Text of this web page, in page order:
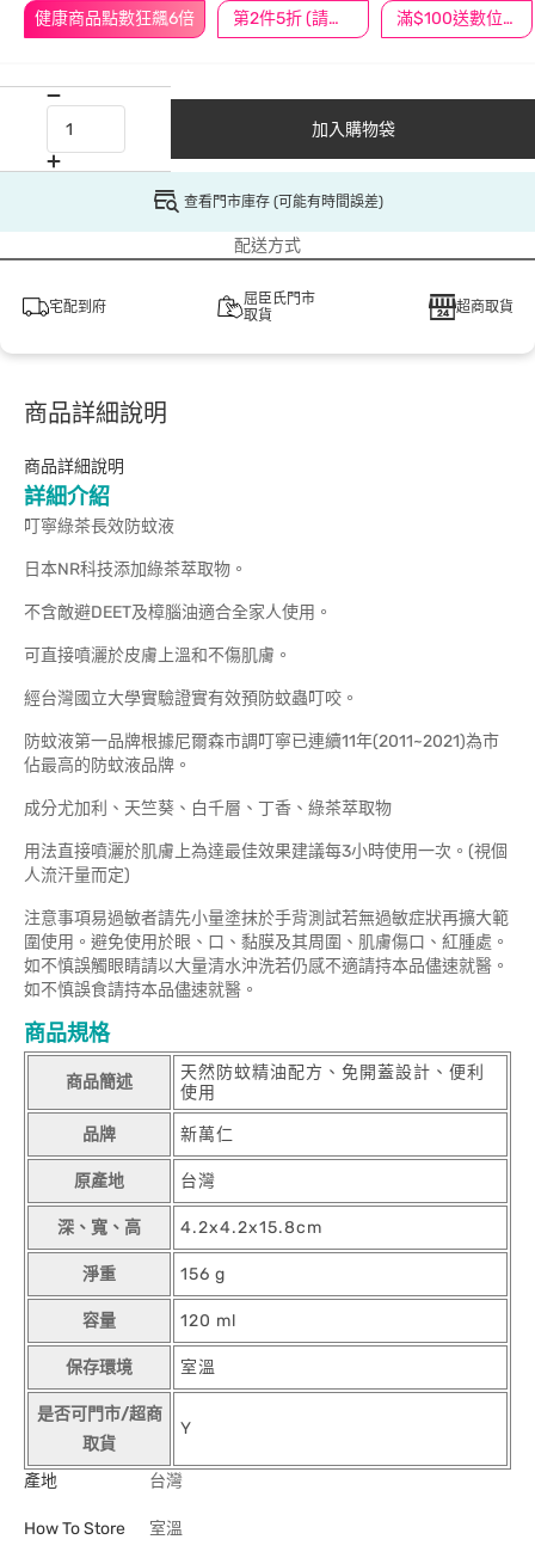
健康商品點數狂飆6倍 第2件5折 (請任選2件商品) 滿$100送數位印花
加入購物袋
查看門市庫存 (可能有時間誤差)
配送方式
宅配到府
屈臣氏門市
取貨
超商取貨
商品詳細說明
商品詳細說明
詳細介紹
叮寧綠茶長效防蚊液
日本NR科技添加綠茶萃取物。
不含敵避DEET及樟腦油適合全家人使用。
可直接噴灑於皮膚上溫和不傷肌膚。
經台灣國立大學實驗證實有效預防蚊蟲叮咬。
防蚊液第一品牌根據尼爾森市調叮寧已連續11年(2011~2021)為市
佔最高的防蚊液品牌。
成分尤加利、天竺葵、白千層、丁香、綠茶萃取物
用法直接噴灑於肌膚上為達最佳效果建議每3小時使用一次。(視個
人流汗量而定)
注意事項易過敏者請先小量塗抹於手背測試若無過敏症狀再擴大範
圍使用。避免使用於眼、口、黏膜及其周圍、肌膚傷口、紅腫處。
如不慎誤觸眼睛請以大量清水沖洗若仍感不適請持本品儘速就醫。
如不慎誤食請持本品儘速就醫。
商品規格
商品簡述
天然防蚊精油配方、免開蓋設計、便利
使用
品牌 新萬仁
原產地 台灣
深、寬、高 4.2x4.2x15.8cm
淨重 156 g
容量 120 ml
保存環境 室溫
是否可門市/超商
取貨
Y
產地 台灣
How To Store 室溫